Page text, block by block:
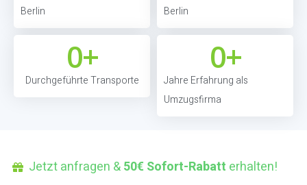
Berlin
Berlin
Durchgeführte Transporte
0+
Jahre Erfahrung als
Umzugsfirma
0+
Jetzt anfragen &50€ Sofort-Rabatt erhalten!